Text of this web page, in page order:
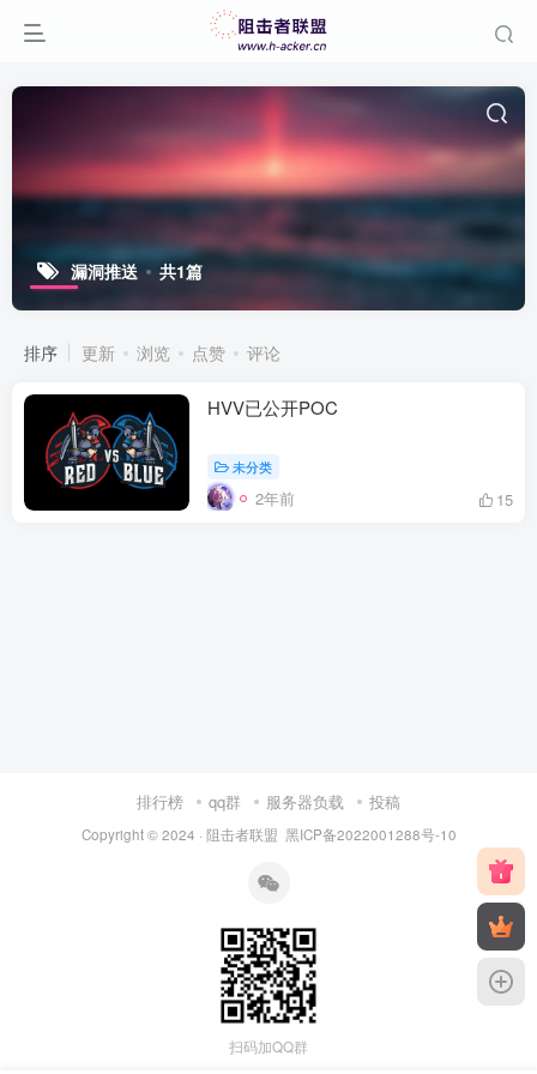
漏洞推送 共1篇
排序 更新 浏览 点赞 评论
HVV已公开POC
未分类
2年前 15
排行榜 qq群 服务器负载 投稿
Copyright © 2024 · 阻击者联盟 黑ICP备2022001288号-10
扫码加QQ群